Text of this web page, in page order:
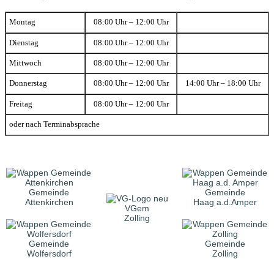
Montag 08:00 Uhr – 12:00 Uhr
Dienstag 08:00 Uhr – 12:00 Uhr
Mittwoch 08:00 Uhr – 12:00 Uhr
Donnerstag 08:00 Uhr – 12:00 Uhr 14:00 Uhr – 18:00 Uhr
Freitag 08:00 Uhr – 12:00 Uhr
oder nach Terminabsprache
Gemeinde
Attenkirchen
VGem
Zolling
Gemeinde
Haag a.d.Amper
Gemeinde
Wolfersdorf
Gemeinde
Zolling